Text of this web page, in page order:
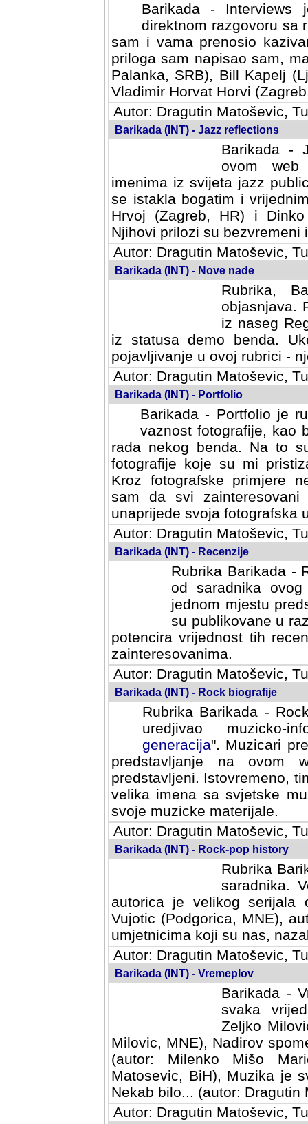
Barikada -
direktnom razgovoru sa
sam i vama prenosio
priloga sam napisao sam,
Palanka, SRB), Bill Kapelj
Vladimir Horvat Horvi
Autor: Dragutin Matoševic,
Barikada (INT) - Jazz reflections
Barikada -
ovom web
imenima iz svijeta jazz
se istakla bogatim i
Hrvoj (Zagreb, HR) i
Njihovi prilozi su bezvremeni
Autor: Dragutin Matoševic,
Barikada (INT) - Nove nade
Rubrika,
objasnjava.
iz naseg
iz statusa demo benda.
pojavljivanje u ovoj rubrici -
Autor: Dragutin Matoševic,
Barikada (INT) - Portfolio
Barikada - Portfolio je
vaznost fotografije, kao
rada nekog benda. Na to
fotografije koje su mi
fotografske primjere
svi zainteresovani
svoja fotografska umijeca.
Autor: Dragutin Matoševic,
Barikada (INT) - Recenzije
Rubrika Barikada -
od saradnika
jednom mjestu
su publikovane u
potencira vrijednost tih
zainteresovanima.
Autor: Dragutin Matoševic,
Barikada (INT) - Rock biografije
Rubrika Barikada -
uredjivao muzicko-
Muzicari predstavljeni u
na ovom web portalu
Istovremeno, tim nacinom
sa svjetske muzicke scene
materijale.
Autor: Dragutin Matoševic,
Barikada (INT) - Rock-pop history
Rubrika
saradnika.
autorica je velikog serijala
Vujotic (Podgorica, MNE),
umjetnicima koji su nas,
Autor: Dragutin Matoševic,
Barikada (INT) - Vremeplov
Barikada -
svaka
Milovic,
MNE), Nadirov spomenar
Milenko Mišo Maric, UK),
Muzika je svirala (autor:
(autor: Dragutin Matosevic,
Autor: Dragutin Matoševic,